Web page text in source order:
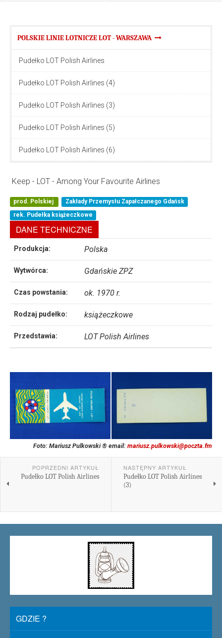
POLSKIE LINIE LOTNICZE LOT - WARSZAWA
Pudełko LOT Polish Airlines
Pudełko LOT Polish Airlines (4)
Pudełko LOT Polish Airlines (3)
Pudełko LOT Polish Airlines (5)
Pudełko LOT Polish Airlines (6)
Keep - LOT - Among Your Favourite Airlines
prod. Polskiej
Zakłady Przemysłu Zapałczanego Gdańsk
rek. Pudełka książeczkowe
DANE TECHNICZNE
Produkcja: Polska
Wytwórca: Gdańskie ZPZ
Czas powstania: ok. 1970 r.
Rodzaj pudełko: książeczkowe
Przedstawia: LOT Polish Airlines
Foto: Mariusz Pulkowski ® email: mariusz.pulkowski@poczta.fm
POPRZEDNI ARTYKUŁ
Pudełko LOT Polish Airlines
NASTĘPNY ARTYKUŁ
Pudełko LOT Polish Airlines
(3)
GDZIE ?